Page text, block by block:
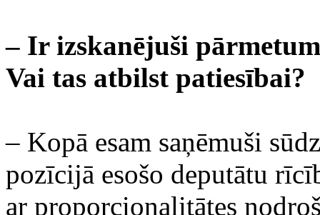
– Ir izskanējuši
Vai tas atbilst patiesībai?
– Kopā esam saņēmuši
pozīcijā esošo deputātu
ar proporcionalitātes